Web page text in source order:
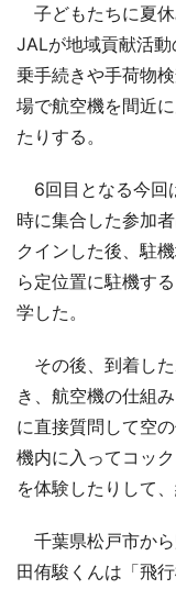
子どもたちに夏休
JALが地域貢献活
乗手続きや手荷物
場で航空機を間近
たりする。
6回目となる今回
時に集合した参加
クインした後、駐
ら定位置に駐機す
学した。
その後、到着し
き、航空機の仕組
に直接質問して空
機内に入ってコッ
を体験したりして
千葉県松戸市か
田侑駿くんは「飛